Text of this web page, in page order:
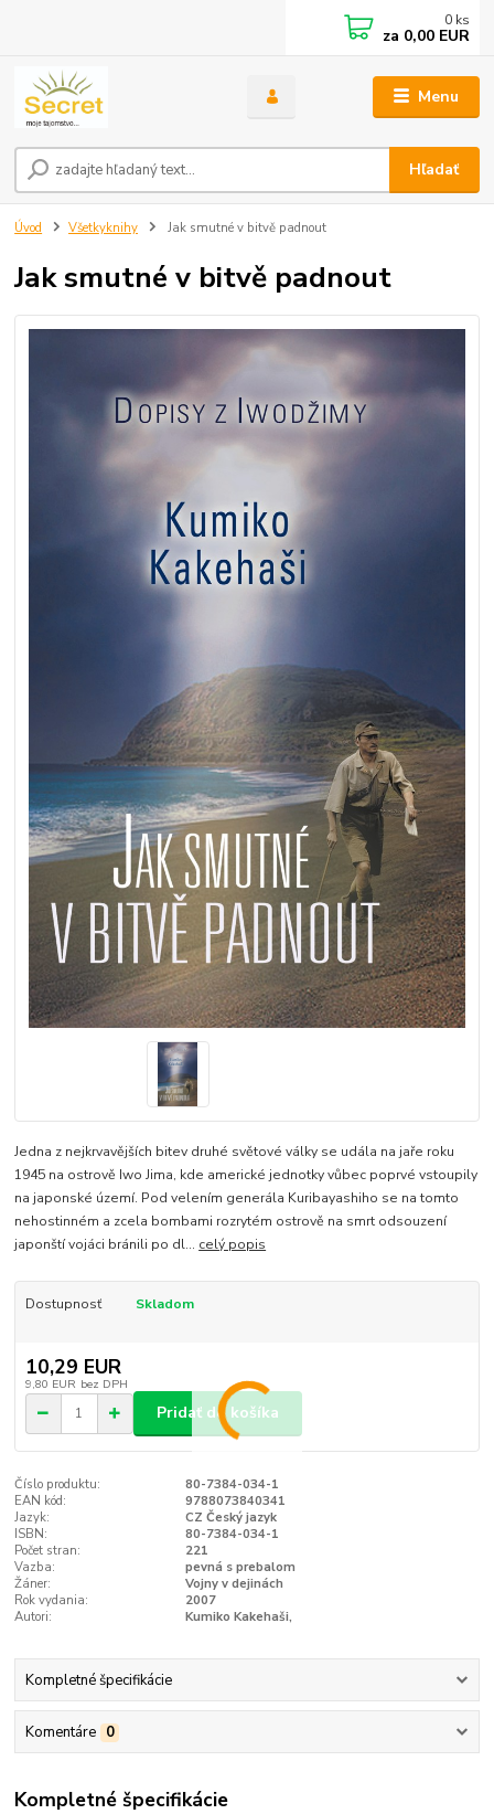
Menu
Hľadať
0 ks
za 0,00 EUR
Úvod Všetkyknihy Jak smutné v bitvě padnout
Jak smutné v bitvě padnout
Jedna z nejkrvavějších bitev druhé světové války se udála na jaře roku
1945 na ostrově Iwo Jima, kde americké jednotky vůbec poprvé vstoupily
na japonské území. Pod velením generála Kuribayashiho se na tomto
nehostinném a zcela bombami rozrytém ostrově na smrt odsouzení
japonští vojáci bránili po dl... celý popis
Dostupnosť Skladom
10,29 EUR
9,80 EUR bez DPH
Pridať do košíka
Číslo produktu:
80-7384-034-1
EAN kód:
9788073840341
Jazyk:
CZ Český jazyk
ISBN:
80-7384-034-1
Počet stran:
221
Vazba:
pevná s prebalom
Žáner:
Vojny v dejinách
Rok vydania:
2007
Autori:
Kumiko Kakehaši,
Kompletné špecifikácie
Komentáre 0
Kompletné špecifikácie